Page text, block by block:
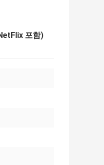
포함)